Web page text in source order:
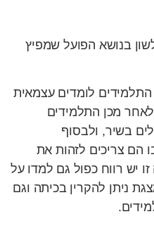
בנושא הפועל שמפיץ
לומדים עצמאית
מכן התלמידים
בשיר, ולבסוף
הם צריכים לזהות את
יש רווח כפול גם למדו על
ניתן להקרין בכיתה וגם